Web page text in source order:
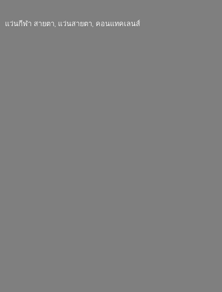
แว่นกีฬา สายตา, แว่นสายตา, คอนแทคเลนส์